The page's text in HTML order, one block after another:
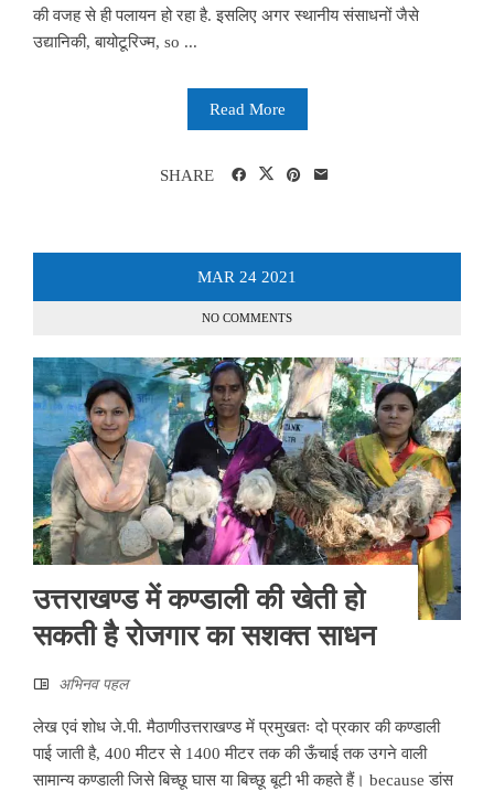
की वजह से ही पलायन हो रहा है. इसलिए अगर स्थानीय संसाधनों जैसे
उद्यानिकी, बायोटूरिज्म, so ...
Read More
SHARE
MAR 24 2021
NO COMMENTS
उत्तराखण्ड में कण्डाली की खेती हो
सकती है रोजगार का सशक्त साधन
अभिनव पहल
लेख एवं शोध जे.पी. मैठाणीउत्तराखण्ड में प्रमुखतः दो प्रकार की कण्डाली
पाई जाती है, 400 मीटर से 1400 मीटर तक की ऊँचाई तक उगने वाली
सामान्य कण्डाली जिसे बिच्छू घास या बिच्छू बूटी भी कहते हैं। because डांस